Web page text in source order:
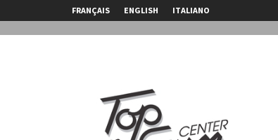
FRANÇAIS ENGLISH ITALIANO